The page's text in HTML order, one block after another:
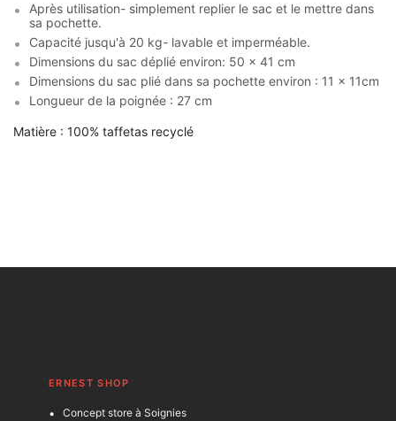
Après utilisation- simplement replier le sac et le mettre dans
sa pochette.
Capacité jusqu'à 20 kg- lavable et imperméable.
Dimensions du sac déplié environ: 50 x 41 cm
Dimensions du sac plié dans sa pochette environ : 11 x 11cm
Longueur de la poignée : 27 cm
Matière : 100% taffetas recyclé
ERNEST SHOP
Concept store à Soignies